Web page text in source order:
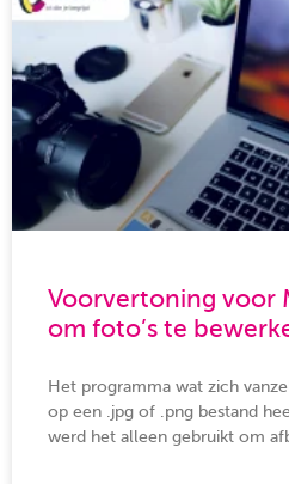
Voorvertoning voor
om foto’s te
Het programma wat zich
op een .jpg of .png bestand
werd het alleen gebruikt om